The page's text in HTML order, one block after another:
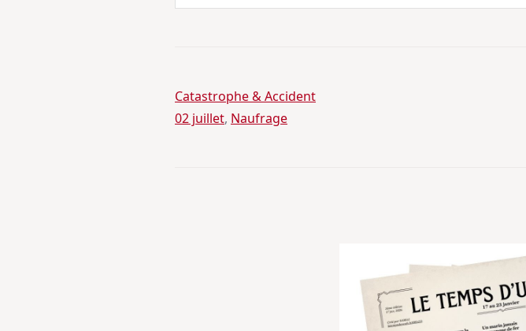
Catastrophe & Accident
02 juillet, Naufrage